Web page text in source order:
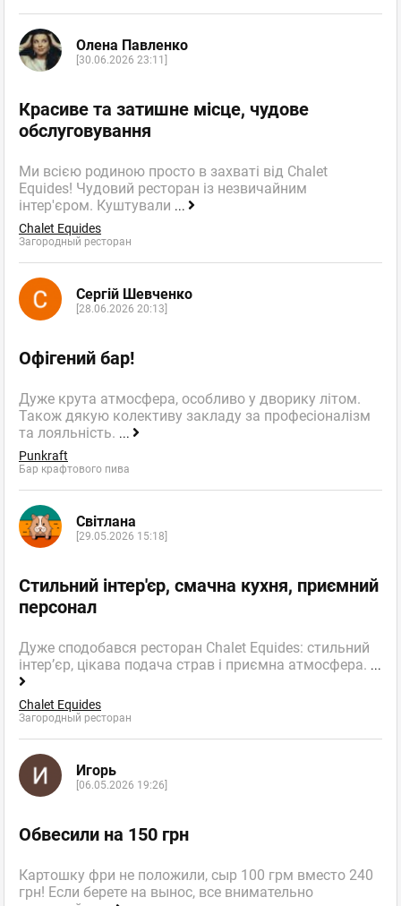
Олена Павленко
[30.06.2026 23:11]
Красиве та затишне місце, чудове
обслуговування
Ми всією родиною просто в захваті від Chalet
Equides! Чудовий ресторан із незвичайним
інтер'єром. Куштували ...
Chalet Equides
Загородный ресторан
Сергій Шевченко
[28.06.2026 20:13]
Офігений бар!
Дуже крута атмосфера, особливо у дворику літом.
Також дякую колективу закладу за професіоналізм
та лояльність. ...
Punkraft
Бар крафтового пива
Світлана
[29.05.2026 15:18]
Стильний інтер'єр, смачна кухня, приємний
персонал
Дуже сподобався ресторан Chalet Equides: стильний
інтер’єр, цікава подача страв і приємна атмосфера. ...
Chalet Equides
Загородный ресторан
Игорь
[06.05.2026 19:26]
Обвесили на 150 грн
Картошку фри не положили, сыр 100 грм вместо 240
грн! Если берете на вынос, все внимательно